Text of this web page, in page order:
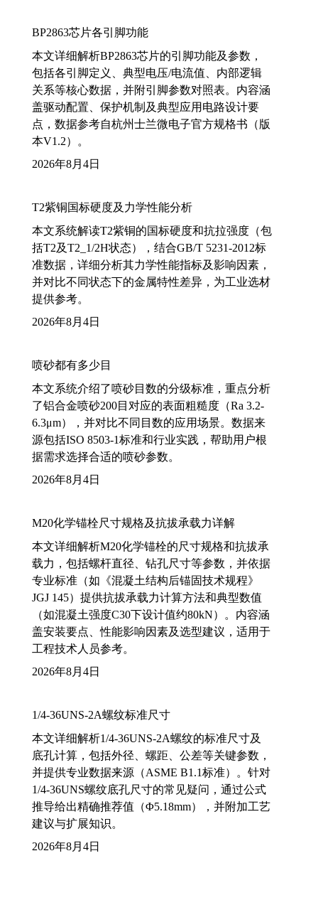
BP2863芯片各引脚功能
本文详细解析BP2863芯片的引脚功能及参数，
包括各引脚定义、典型电压/电流值、内部逻辑
关系等核心数据，并附引脚参数对照表。内容涵
盖驱动配置、保护机制及典型应用电路设计要
点，数据参考自杭州士兰微电子官方规格书（版
本V1.2）。
2026年8月4日
T2紫铜国标硬度及力学性能分析
本文系统解读T2紫铜的国标硬度和抗拉强度（包
括T2及T2_1/2H状态），结合GB/T 5231-2012标
准数据，详细分析其力学性能指标及影响因素，
并对比不同状态下的金属特性差异，为工业选材
提供参考。
2026年8月4日
喷砂都有多少目
本文系统介绍了喷砂目数的分级标准，重点分析
了铝合金喷砂200目对应的表面粗糙度（Ra 3.2-
6.3μm），并对比不同目数的应用场景。数据来
源包括ISO 8503-1标准和行业实践，帮助用户根
据需求选择合适的喷砂参数。
2026年8月4日
M20化学锚栓尺寸规格及抗拔承载力详解
本文详细解析M20化学锚栓的尺寸规格和抗拔承
载力，包括螺杆直径、钻孔尺寸等参数，并依据
专业标准（如《混凝土结构后锚固技术规程》
JGJ 145）提供抗拔承载力计算方法和典型数值
（如混凝土强度C30下设计值约80kN）。内容涵
盖安装要点、性能影响因素及选型建议，适用于
工程技术人员参考。
2026年8月4日
1/4-36UNS-2A螺纹标准尺寸
本文详细解析1/4-36UNS-2A螺纹的标准尺寸及
底孔计算，包括外径、螺距、公差等关键参数，
并提供专业数据来源（ASME B1.1标准）。针对
1/4-36UNS螺纹底孔尺寸的常见疑问，通过公式
推导给出精确推荐值（Φ5.18mm），并附加工艺
建议与扩展知识。
2026年8月4日